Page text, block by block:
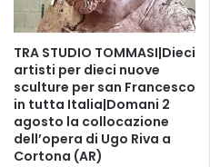
TRA STUDIO TOMMASI|Dieci
artisti per dieci nuove
sculture per san Francesco
in tutta Italia|Domani 2
agosto la collocazione
dell’opera di Ugo Riva a
Cortona (AR)